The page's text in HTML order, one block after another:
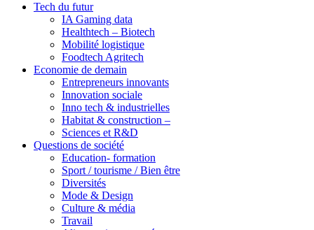
Tech du futur
IA Gaming data
Healthtech – Biotech
Mobilité logistique
Foodtech Agritech
Economie de demain
Entrepreneurs innovants
Innovation sociale
Inno tech & industrielles
Habitat & construction –
Sciences et R&D
Questions de société
Education- formation
Sport / tourisme / Bien être
Diversités
Mode & Design
Culture & média
Travail